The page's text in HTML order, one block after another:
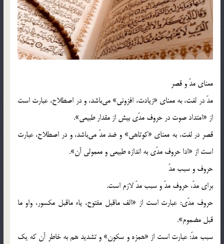
معناي مدّ و قصر
مدّ در لغت، به معناي «زيادت، افزوني» مي‌باشد، و در اصطلاح، عبارت است
از «امتداد صوت در حروف مدّي بيش از مقدار طبيعي».
قصر در لغت، به معناي «كوتاهي» و ضد مدّ مي‌باشد، و در اصطلاح، عبارت
است از «ادا حروف مدّي به اندازه طبيعي و معمولي آن».
حروف و سبب مدّ
براي مدّ، حروف مدّ و سبب مدّ لازم است.
حروف مدّي: عبارت است از «الف ماقبل مفتوح، ياء ماقبل مكسور، واو ما
قبل مضموم».
سبب مدّ: عبارت است از «همزه و سكون» و تشديد هم به خاطر آن كه يك